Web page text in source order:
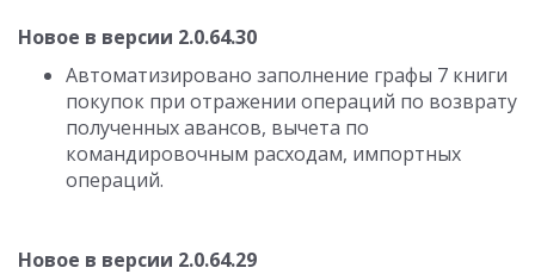
Новое в версии 2.0.64.30
Автоматизировано заполнение графы 7 книги
покупок при отражении операций по возврату
полученных авансов, вычета по
командировочным расходам, импортных
операций.
Новое в версии 2.0.64.29